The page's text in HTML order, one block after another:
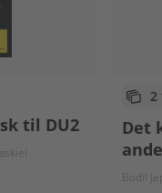
til DU2
2
Det
Bodil